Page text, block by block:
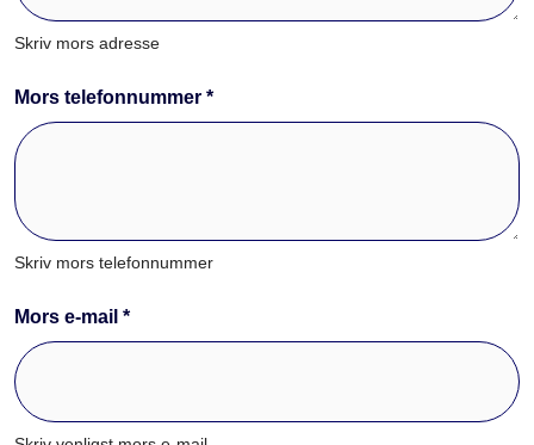
Skriv mors adresse
Mors telefonnummer *
Skriv mors telefonnummer
Mors e-mail *